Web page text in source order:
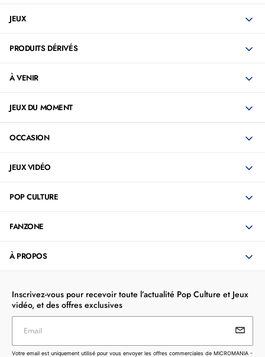
JEUX
PRODUITS DÉRIVÉS
À VENIR
JEUX DU MOMENT
OCCASION
JEUX VIDÉO
POP CULTURE
FANZONE
À PROPOS
Inscrivez-vous pour recevoir toute l’actualité Pop Culture et Jeux
vidéo, et des offres exclusives
Votre email est uniquement utilisé pour vous envoyer les
Email
Votre email est uniquement utilisé pour vous envoyer les offres commerciales de MICROMANIA -